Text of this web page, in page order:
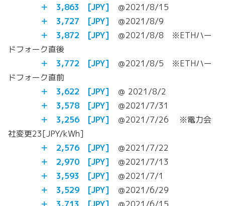
＋ 3,863 [JPY] ＠2021/8/15
＋ 3,727 [JPY] ＠2021/8/9
＋ 3,872 [JPY] ＠2021/8/8 ※ETHハー
ドフォーク直後
＋ 3,772 [JPY] ＠2021/8/5 ※ETHハー
ドフォーク直前
＋ 3,622 [JPY] ＠ 2021/8/2
＋ 3,578 [JPY] ＠2021/7/31
＋ 3,256 [JPY] ＠2021/7/26 ※電力会
社変更23[JPY/kWh]
＋ 2,576 [JPY] ＠2021/7/22
＋ 2,970 [JPY] ＠2021/7/13
＋ 3,593 [JPY] ＠2021/7/1
＋ 3,529 [JPY] ＠2021/6/29